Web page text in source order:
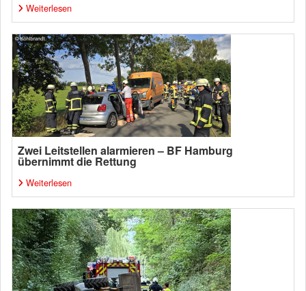
Weiterlesen
Zwei Leitstellen alarmieren – BF Hamburg
übernimmt die Rettung
Weiterlesen